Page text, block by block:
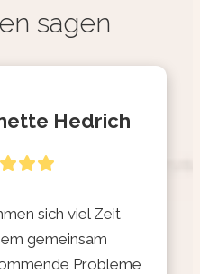
sagen
Hedrich
sich viel Zeit
gemeinsam
Probleme